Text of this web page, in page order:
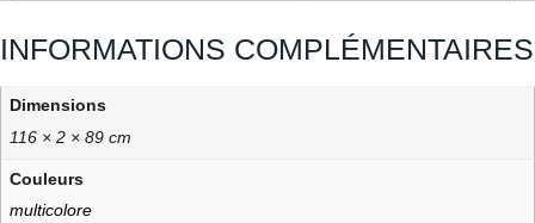
INFORMATIONS COMPLÉMENTAIRES
Dimensions
116 × 2 × 89 cm
Couleurs
multicolore